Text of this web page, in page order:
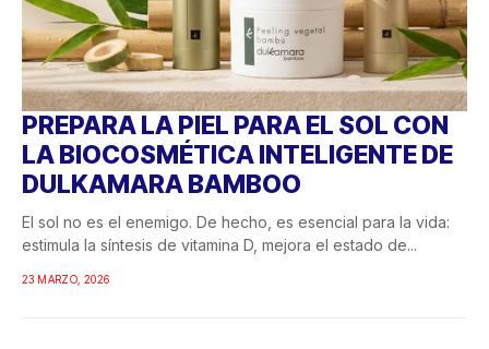
PREPARA LA PIEL PARA EL SOL CON
LA BIOCOSMÉTICA INTELIGENTE DE
DULKAMARA BAMBOO
El sol no es el enemigo. De hecho, es esencial para la vida:
estimula la síntesis de vitamina D, mejora el estado de...
23 MARZO, 2026